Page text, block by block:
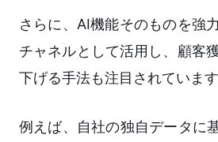
さらに、AI機能そのものを強
チャネルとして活用し、顧客
下げる手法も注目されています
例えば、自社の独自データに